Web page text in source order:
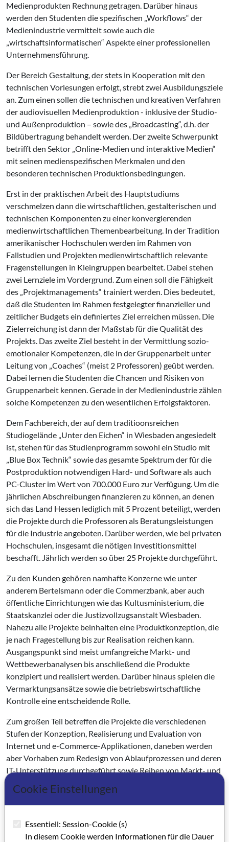
Medienprodukten Rechnung getragen. Darüber hinaus
werden den Studenten die spezifischen „Workflows“ der
Medienindustrie vermittelt sowie auch die
„wirtschaftsinformatischen“ Aspekte einer professionellen
Unternehmensführung.
Der Bereich Gestaltung, der stets in Kooperation mit den
technischen Vorlesungen erfolgt, strebt zwei Ausbildungsziele
an. Zum einen sollen die technischen und kreativen Verfahren
der audiovisuellen Medienproduktion - inklusive der Studio-
und Außenproduktion – sowie des „Broadcasting“, d.h. der
Bildübertragung behandelt werden. Der zweite Schwerpunkt
betrifft den Sektor „Online-Medien und interaktive Medien“
mit seinen medienspezifischen Merkmalen und den
besonderen technischen Produktionsbedingungen.
Erst in der praktischen Arbeit des Hauptstudiums
verschmelzen dann die wirtschaftlichen, gestalterischen und
technischen Komponenten zu einer konvergierenden
medienwirtschaftlichen Themenbearbeitung. In der Tradition
amerikanischer Hochschulen werden im Rahmen von
Fallstudien und Projekten medienwirtschaftlich relevante
Fragenstellungen in Kleingruppen bearbeitet. Dabei stehen
zwei Lernziele im Vordergrund. Zum einen soll die Fähigkeit
des „Projektmanagements“ trainiert werden. Dies bedeutet,
daß die Studenten im Rahmen festgelegter finanzieller und
zeitlicher Budgets ein definiertes Ziel erreichen müssen. Die
Zielerreichung ist dann der Maßstab für die Qualität des
Projekts. Das zweite Ziel besteht in der Vermittlung sozio-
emotionaler Kompetenzen, die in der Gruppenarbeit unter
Leitung von „Coaches“ (meist 2 Professoren) geübt werden.
Dabei lernen die Studenten die Chancen und Risiken von
Gruppenarbeit kennen. Gerade in der Medienindustrie zählen
solche Kompetenzen zu den wesentlichen Erfolgsfaktoren.
Dem Fachbereich, der auf dem traditioonsreichen
Studiogelände „Unter den Eichen“ in Wiesbaden angesiedelt
ist, stehen für das Studienprogramm sowohl ein Studio mit
„Blue Box Technik“ sowie das gesamte Spektrum der für die
Postproduktion notwendigen Hard- und Software als auch
PC-Cluster im Wert von 700.000 Euro zur Verfügung. Um die
jährlichen Abschreibungen finanzieren zu können, an denen
sich das Land Hessen lediglich mit 5 Prozent beteiligt, werden
die Projekte durch die Professoren als Beratungsleistungen
für die Industrie angeboten. Darüber werden, wie bei privaten
Hochschulen, insgesamt die nötigen Investitionsmittel
beschafft. Jährlich werden so über 25 Projekte durchgeführt.
Zu den Kunden gehören namhafte Konzerne wie unter
anderem Bertelsmann oder die Commerzbank, aber auch
öffentliche Einrichtungen wie das Kultusministerium, die
Staatskanzlei oder die Justizvollzugsanstalt Wiesbaden.
Nahezu alle Projekte beinhalten eine Produktkonzeption, die
je nach Fragestellung bis zur Realisation reichen kann.
Ausgangspunkt sind meist umfangreiche Markt- und
Wettbewerbanalysen bis anschließend die Produkte
konzipiert und realisiert werden. Darüber hinaus spielen die
Vermarktungsansätze sowie die betriebswirtschaftliche
Kontrolle eine entscheidende Rolle.
Zum großen Teil betreffen die Projekte die verschiedenen
Stufen der Konzeption, Realisierung und Evaluation von
Internet und e-Commerce-Applikationen, daneben werden
aber Vorhaben zum Redesign von Ablaufprozessen und deren
IT-Unterstützung durchgeführt sowie Reihen von Markt- und
Branchenanalysen. Des weiteren werden Schulungs- und
Imagefilme hergestellt sowie vereinzelt auch Werbespots. Je
nach verfügbarem Budget haben die Projekte professionelles
Niveau, was auch vom Auftraggeber erwartet wird. Das
Studium beinhaltet weiterhin ein berufspraktisches
Cookie Einstellungen
Essentiell: Session-Cookie (s)
In diesem Cookie werden Informationen für die Dauer